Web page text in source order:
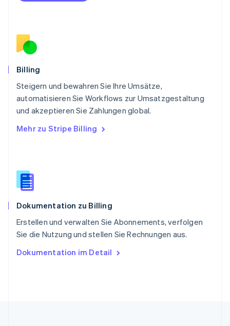
Billing
Steigern und bewahren Sie Ihre Umsätze,
automatisieren Sie Workflows zur Umsatzgestaltung
und akzeptieren Sie Zahlungen global.
Mehr zu Stripe Billing
Dokumentation zu Billing
Erstellen und verwalten Sie Abonnements, verfolgen
Sie die Nutzung und stellen Sie Rechnungen aus.
Dokumentation im Detail
Portugal
Schweden
Svenska
Schweiz
Deutsch
Singapur
English简体中文
Slowakei
English
Slowenien
English
Spanien
Thailand
Tschechische Republik
English
English